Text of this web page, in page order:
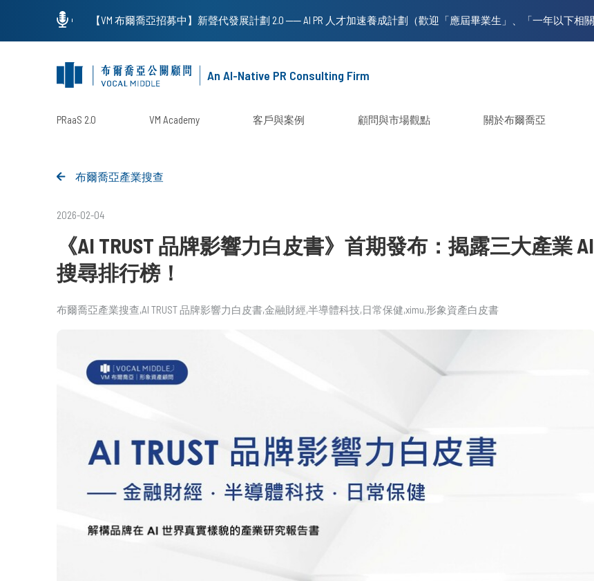
An AI-Native PR Consulting Firm
PRaaS 2.0 VM Academy 客戶與案例 顧問與市場觀點 關於布爾喬亞
布爾喬亞產業搜查
2026-02-04
《AI TRUST 品牌影響力白皮書》首期發布：揭露三大產業 AI
搜尋排行榜！
布爾喬亞產業搜查 AI TRUST 品牌影響力白皮書 金融財經 半導體科技 日常保健 ximu 形象資產白皮書